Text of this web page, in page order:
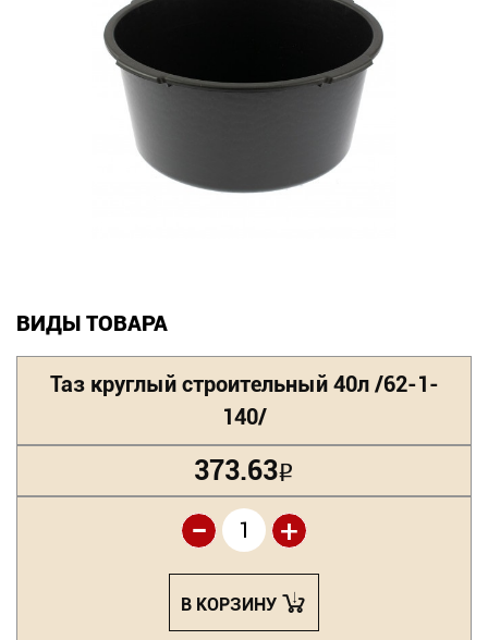
Документация
Оформление заказа
Оплата и доставка
+7
(831)
282-
ВИДЫ ТОВАРА
Таз круглый строительный 40л /62-1-
140/
373.63Р
+
-
В КОРЗИНУ